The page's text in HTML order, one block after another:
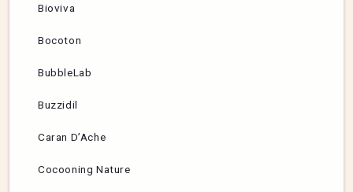
Bioviva
Bocoton
BubbleLab
Buzzidil
Caran D’Ache
Cocooning Nature